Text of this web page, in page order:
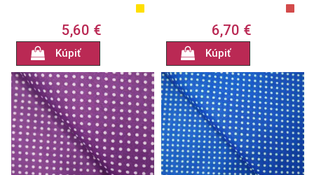
5,60 €
Kúpiť
6,70 €
Kúpiť